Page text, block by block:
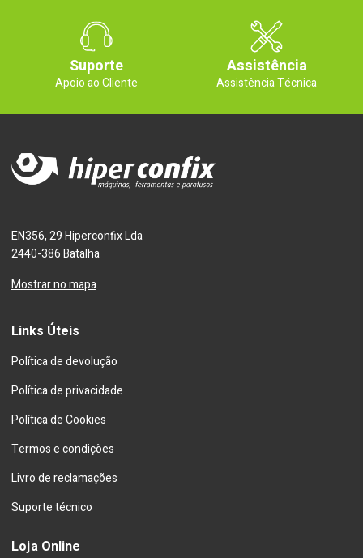
Suporte
Apoio ao Cliente
Assistência
Assistência Técnica
EN356, 29 Hiperconfix Lda
2440-386 Batalha
Mostrar no mapa
Links Úteis
Política de devolução
Política de privacidade
Política de Cookies
Termos e condições
Livro de reclamações
Suporte técnico
Loja Online